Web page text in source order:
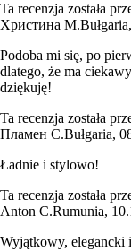
Ta recenzja została
Христина М.Bułgaria,
Podoba mi się, po
dlatego, że ma
dziękuję!
Ta recenzja została
Пламен С.Bułgaria,
Ładnie i stylowo!
Ta recenzja została
Anton C.Rumunia,
Wyjątkowy, elegancki